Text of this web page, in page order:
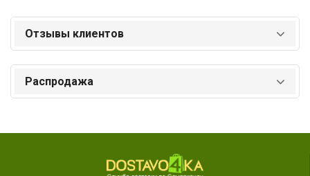
Отзывы клиентов
Распродажа